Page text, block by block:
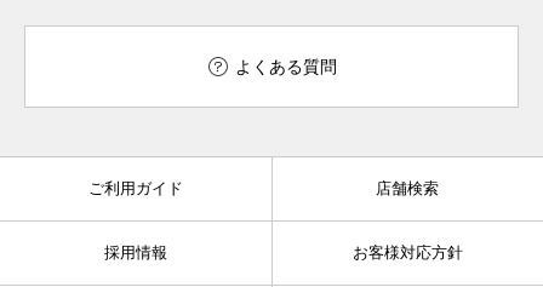
よくある質問
ご利用ガイド 店舗検索
採用情報 お客様対応方針